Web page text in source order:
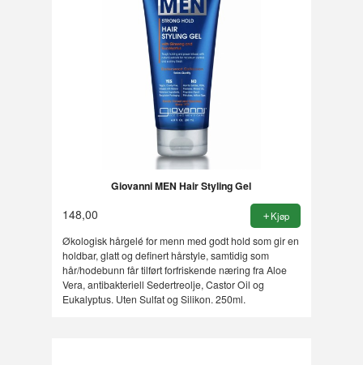
Giovanni MEN Hair Styling Gel
148,00 Kjøp
Økologisk hårgelé for menn med godt hold som gir en
holdbar, glatt og definert hårstyle, samtidig som
hår/hodebunn får tilført forfriskende næring fra Aloe
Vera, antibakteriell Sedertreolje, Castor Oil og
Eukalyptus. Uten Sulfat og Silikon. 250ml.